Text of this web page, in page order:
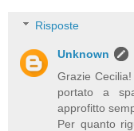
Risposte
Unknown
Grazie
portato a
approfitto
Per quanto